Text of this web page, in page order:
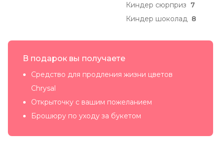
Киндер сюрприз 7
Киндер шоколад 8
В подарок вы получаете
Средство для продления жизни цветов
Chrysal
Открыточку с вашим пожеланием
Брошюру по уходу за букетом